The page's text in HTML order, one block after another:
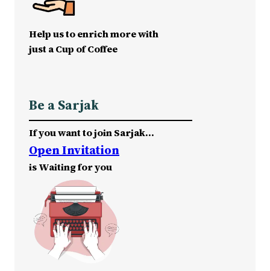
Help us to enrich more with
just a Cup of Coffee
Be a Sarjak
If you want to join Sarjak…
Open Invitation
is Waiting for you